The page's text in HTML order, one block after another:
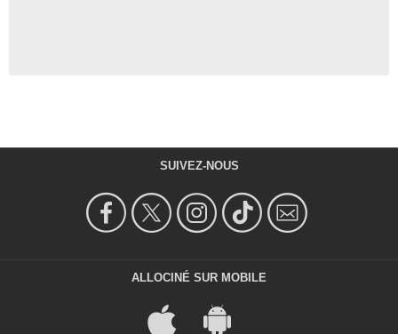
SUIVEZ-NOUS
ALLOCINÉ SUR MOBILE